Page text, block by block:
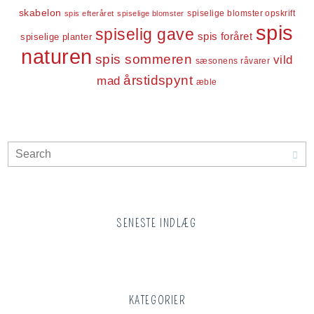
skabelon spis efteråret spiselige blomster spiselige blomster opskrift
spiselige planter spiselig gave spis foråret spis
naturen spis sommeren sæsonens råvarer vild
mad årstidspynt æble
SENESTE INDLÆG
KATEGORIER